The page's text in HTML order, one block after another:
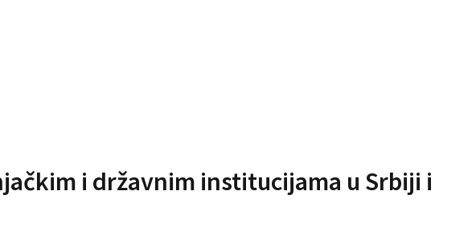
i državnim institucijama u Srbiji i